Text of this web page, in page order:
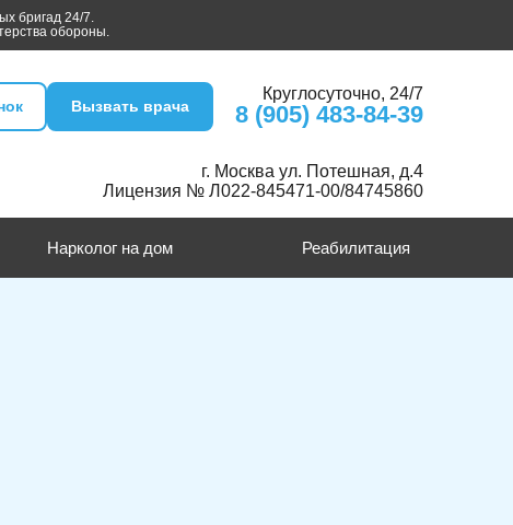
бригад 24/7.
обороны.
Вызвать врача
Круглосуточно, 24/7
8 (905) 483-84-39
г. Москва ул. Потешная, д.4
Лицензия № Л022-845471-00/84745860
Нарколог на дом Реабилитация